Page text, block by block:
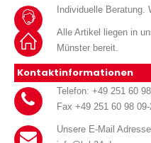
Individuelle Beratung.
Alle Artikel liegen in
Münster bereit.
Kontaktinformationen
Telefon: +49 251 60
Fax +49 251 60 98
Unsere E-Mail